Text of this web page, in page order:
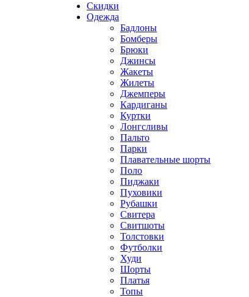
Скидки
Одежда
Бадлоны
Бомберы
Брюки
Джинсы
Жакеты
Жилеты
Джемперы
Кардиганы
Куртки
Лонгсливы
Пальто
Парки
Плавательные шорты
Поло
Пиджаки
Пуховики
Рубашки
Свитера
Свитшоты
Толстовки
Футболки
Худи
Шорты
Платья
Топы